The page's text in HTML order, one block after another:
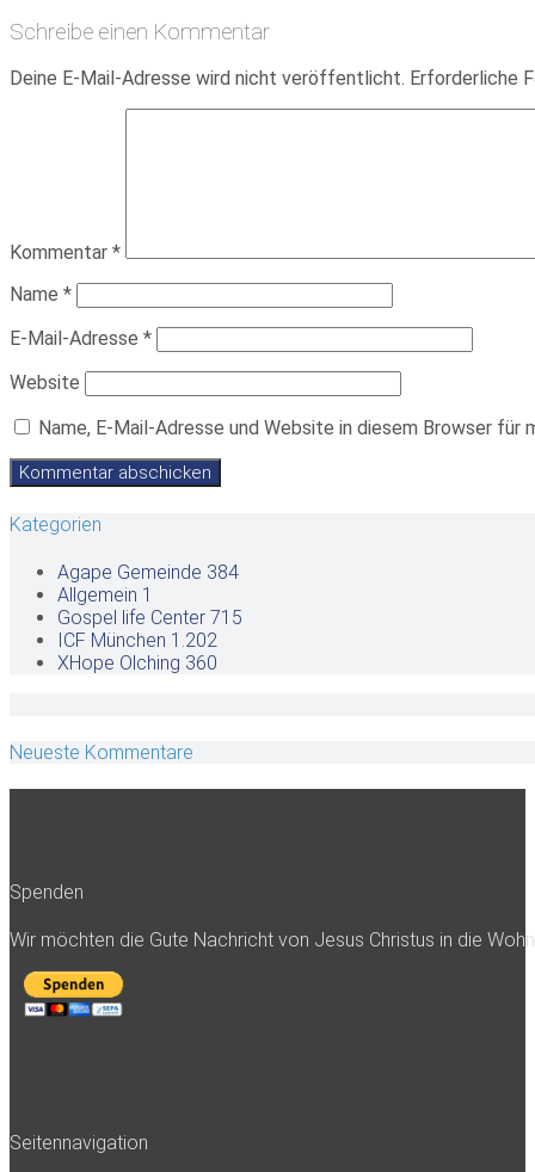
Schreibe einen Kommentar
Deine E-Mail-Adresse wird nicht veröffentlicht. Erforderliche
Kommentar *
Name *
E-Mail-Adresse *
Website
Name, E-Mail-Adresse und Website in diesem Browser für
Kategorien
Agape Gemeinde 384
Allgemein 1
Gospel life Center 715
ICF München 1.202
XHope Olching 360
Neueste Kommentare
Spenden
Wir möchten die Gute Nachricht von Jesus Christus in die
Seitennavigation